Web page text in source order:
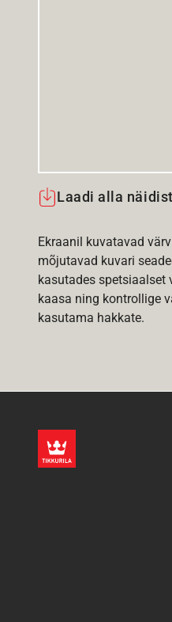
Laadi alla
Ekraanil kuvatavad
mõjutavad kuvari
kasutades spetsiaalset
kaasa ning kontrollige
kasutama hakkate.